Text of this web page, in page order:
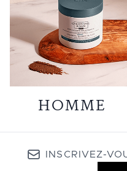
HOMME
INSCRIVEZ-